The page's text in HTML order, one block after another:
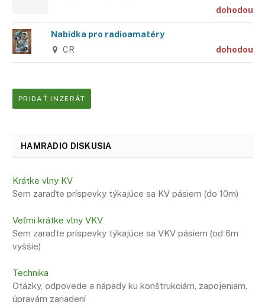
dohodou
Nabídka pro radioamatéry
CR dohodou
PRIDAŤ INZERÁT
HAMRADIO DISKUSIA
Krátke vlny KV
Sem zaraďte príspevky týkajúce sa KV pásiem (do 10m)
Veľmi krátke vlny VKV
Sem zaraďte príspevky týkajúce sa VKV pásiem (od 6m
vyššie)
Technika
Otázky, odpovede a nápady ku konštrukciám, zapojeniam,
úpravám zariadení